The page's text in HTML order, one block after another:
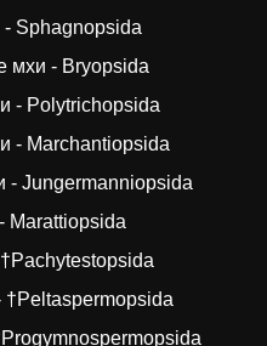
Sphagnopsida
мхи - Bryopsida
- Polytrichopsida
- Marchantiopsida
Jungermanniopsida
Marattiopsida